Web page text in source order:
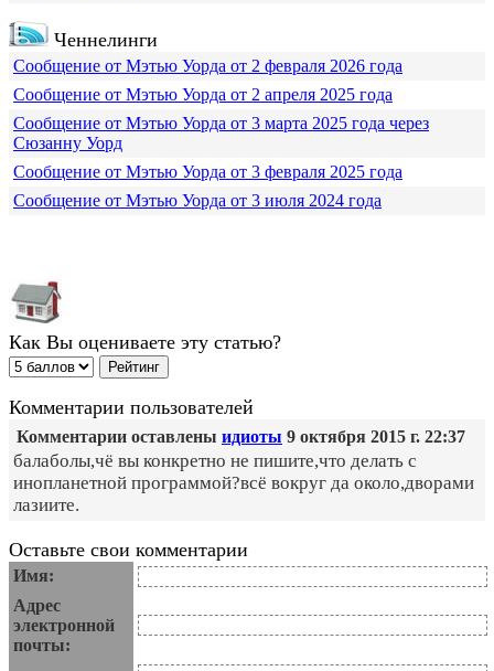
Ченнелинги
Сообщение от Мэтью Уорда от 2 февраля 2026 года
Сообщение от Мэтью Уорда от 2 апреля 2025 года
Сообщение от Мэтью Уорда от 3 марта 2025 года через
Сюзанну Уорд
Сообщение от Мэтью Уорда от 3 февраля 2025 года
Сообщение от Мэтью Уорда от 3 июля 2024 года
Как Вы оцениваете эту статью?
Комментарии пользователей
Комментарии оставлены идиоты 9 октября 2015 г. 22:37
балаболы,чё вы конкретно не пишите,что делать с
инопланетной программой?всё вокруг да около,дворами
лазиите.
Оставьте свои комментарии
Имя:
Адрес
электронной
почты: